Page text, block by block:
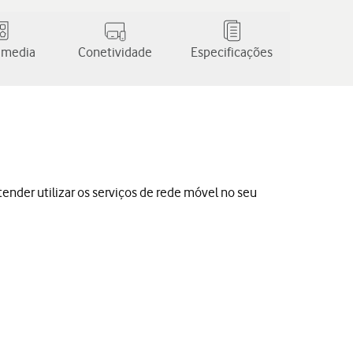
Conetividade Especificações
utilizar os serviços de rede móvel no seu